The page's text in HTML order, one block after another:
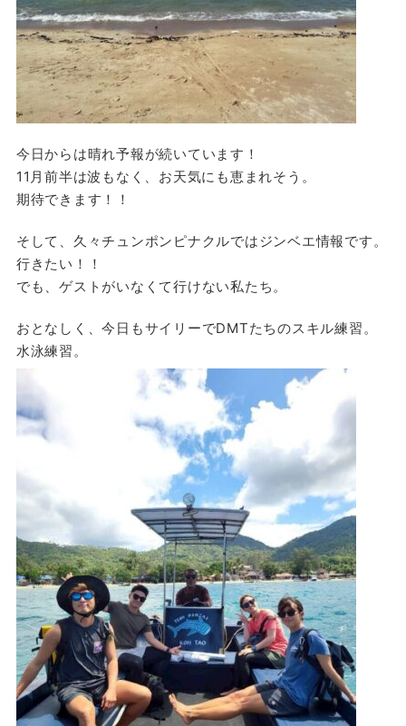
今日からは晴れ予報が続いています！
11月前半は波もなく、お天気にも恵まれそう。
期待できます！！
そして、久々チュンポンピナクルではジンベエ情報です。
行きたい！！
でも、ゲストがいなくて行けない私たち。
おとなしく、今日もサイリーでDMTたちのスキル練習。
水泳練習。